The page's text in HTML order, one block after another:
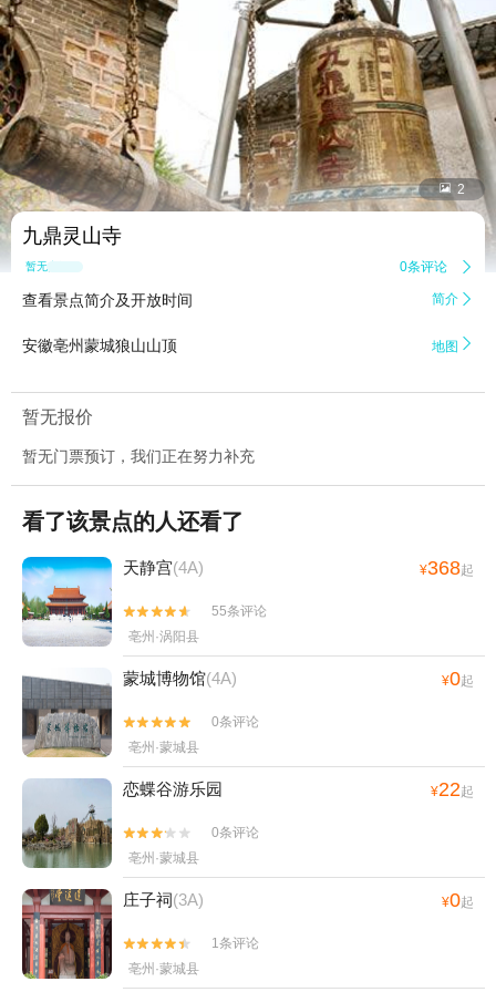
 2
九鼎灵山寺
暂无点评 0条评论 
查看景点简介及开放时间 简介 
安徽亳州蒙城狼山山顶 地图 
暂无报价
暂无门票预订，我们正在努力补充
看了该景点的人还看了
天静宫(4A) ¥368起


55条评论
亳州·涡阳县
蒙城博物馆(4A) ¥0起


0条评论
亳州·蒙城县
恋蝶谷游乐园 ¥22起


0条评论
亳州·蒙城县
庄子祠(3A) ¥0起


1条评论
亳州·蒙城县
